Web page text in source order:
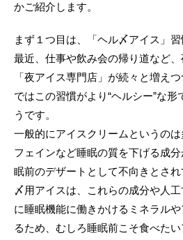
かご紹介します。
まず１つ目は、「ヘル〆アイス」習
最近、仕事や飲み会の帰り道など
「夜アイス専門店」が続々と増え
ではこの習慣がより“ヘルシー”な形
うです。
一般的にアイスクリームというの
フェインなど睡眠の質を下げる成
眠前のデザートとして不向きとさ
〆用アイスは、これらの成分や人
に睡眠機能に働きかけるミネラル
るため、むしろ睡眠前こそ食べた